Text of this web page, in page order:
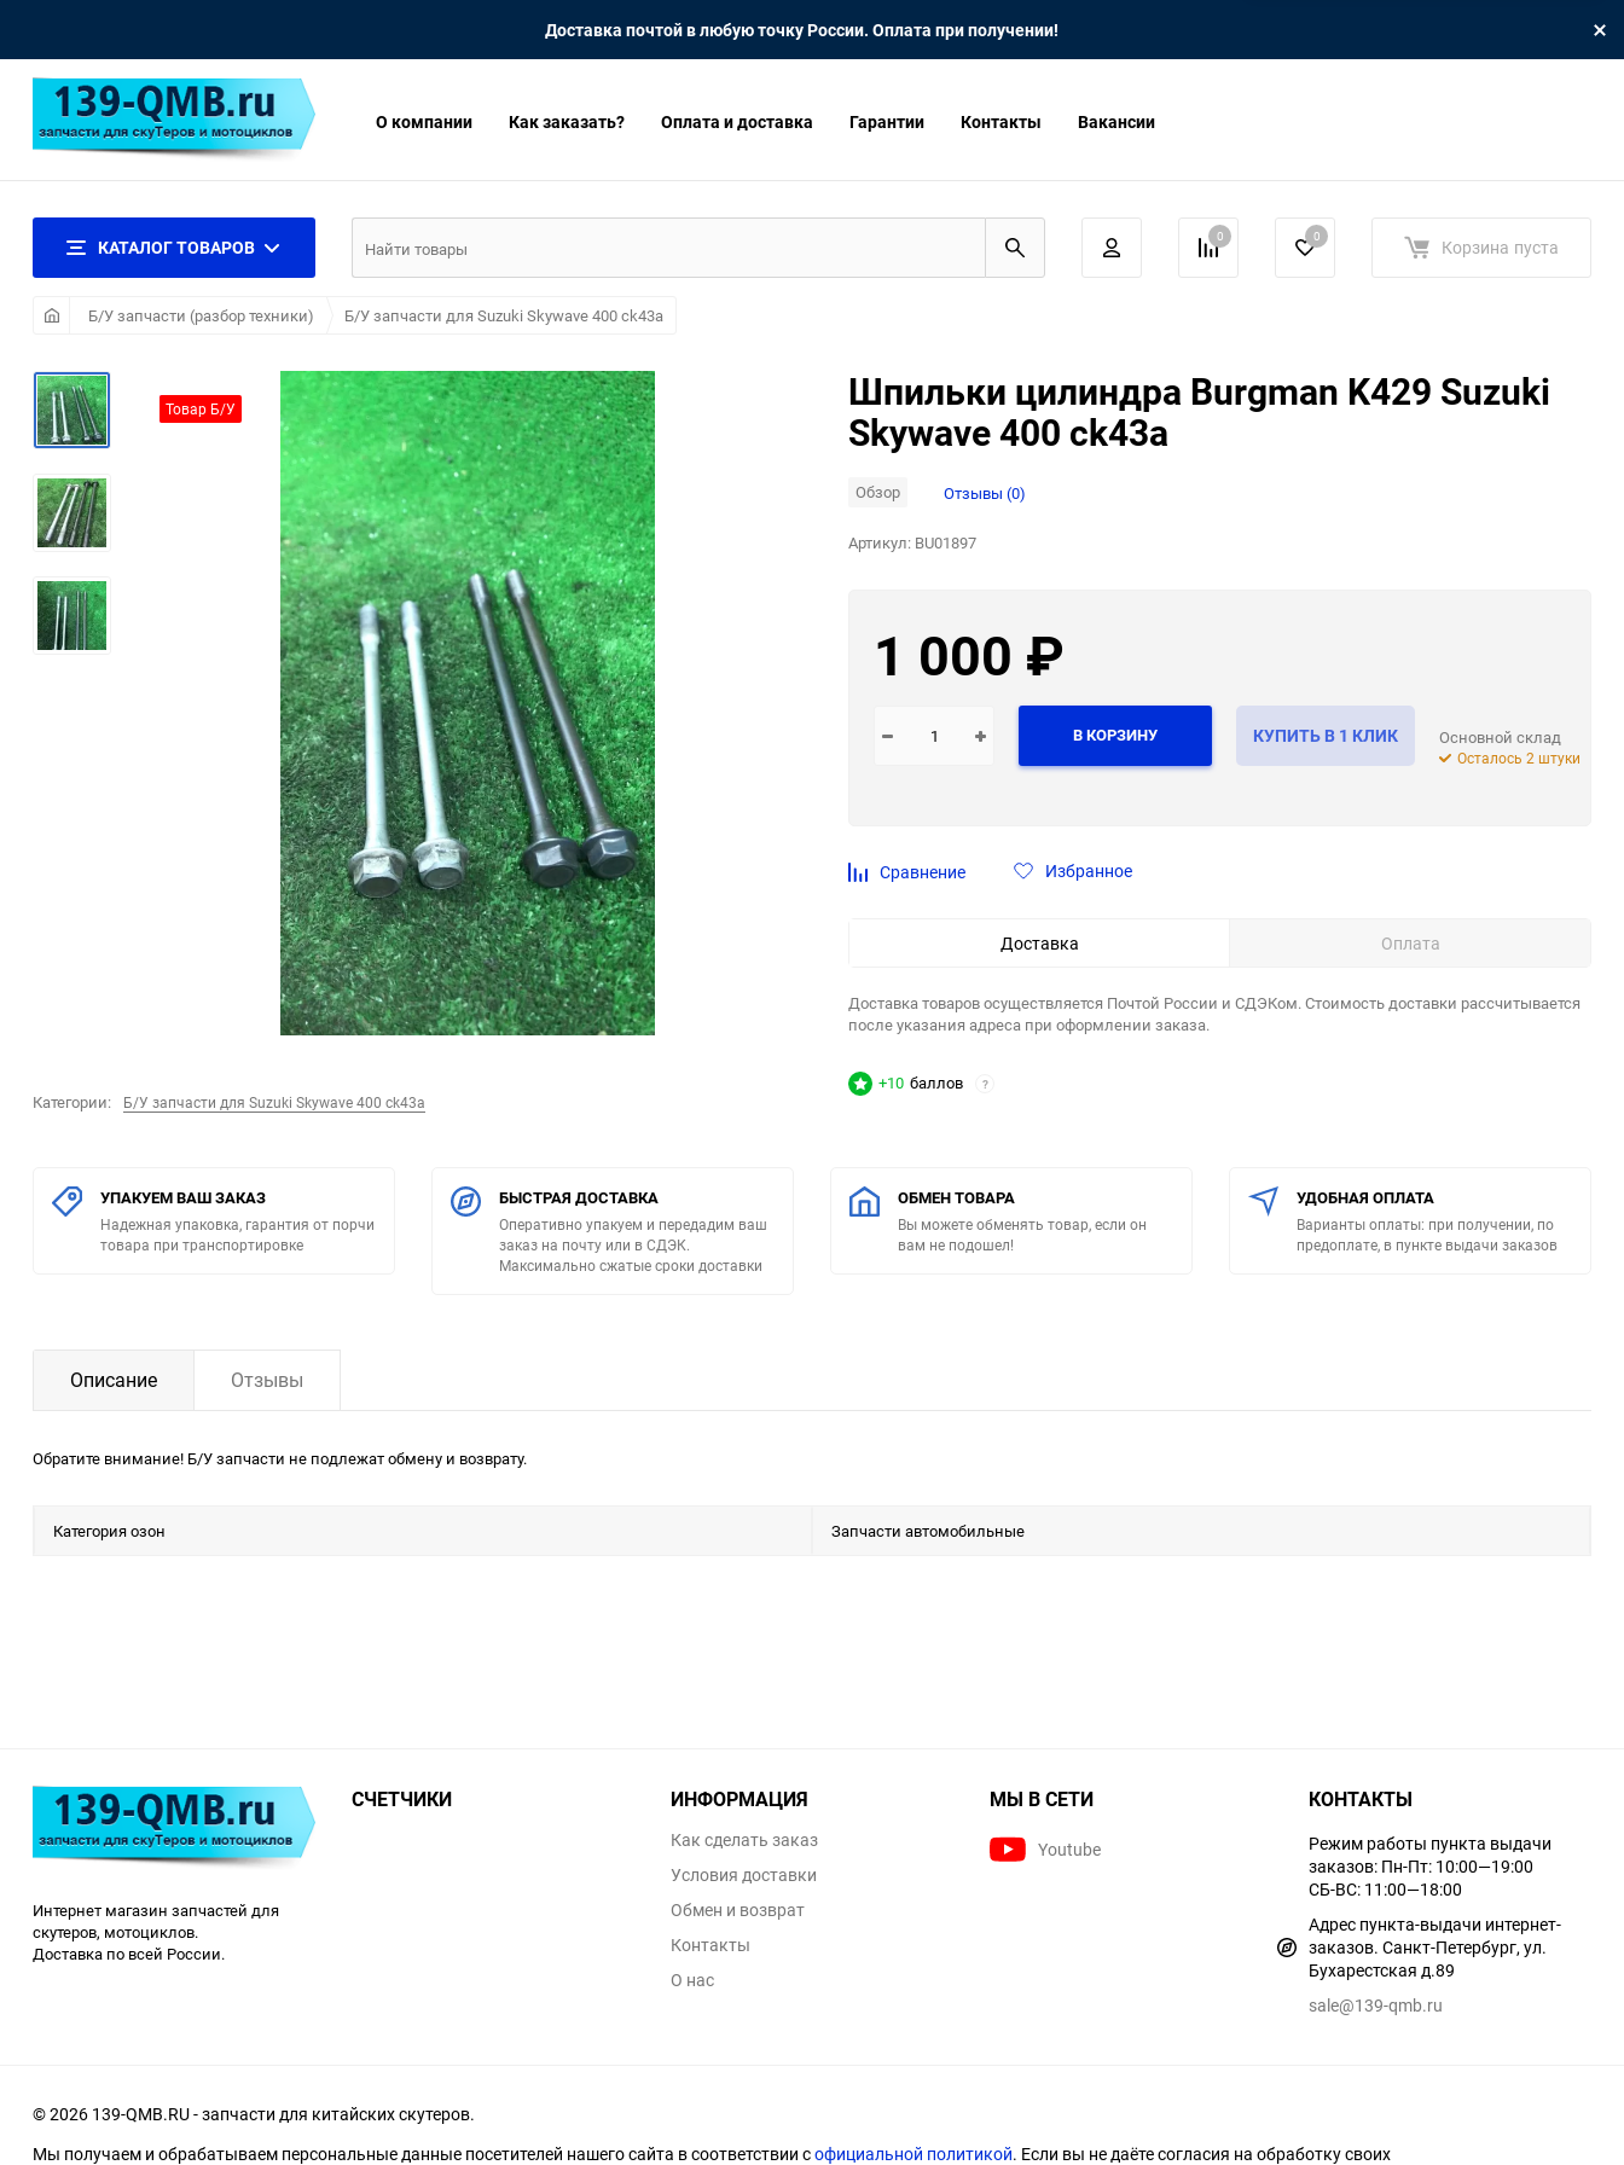
Доставка почтой в любую точку России. Оплата при получении!
О компании Как заказать? Оплата и доставка Гарантии Контакты Вакансии
КАТАЛОГ ТОВАРОВ 0 0 Корзина пуста
Б/У запчасти (разбор техники) Б/У запчасти для Suzuki Skywave 400 ck43a
Товар Б/У
Категории: Б/У запчасти для Suzuki Skywave 400 ck43a
Шпильки цилиндра Burgman K429 Suzuki
Skywave 400 ck43a
Обзор Отзывы (0)
Артикул: BU01897
1 000 ₽
В КОРЗИНУ КУПИТЬ В 1 КЛИК Основной склад
Осталось 2 штуки
Сравнение Избранное
Доставка Оплата
Доставка товаров осуществляется Почтой России и СДЭКом. Стоимость доставки рассчитывается
после указания адреса при оформлении заказа.
+10 баллов ?
УПАКУЕМ ВАШ ЗАКАЗ
Надежная упаковка, гарантия от порчи
товара при транспортировке
БЫСТРАЯ ДОСТАВКА
Оперативно упакуем и передадим ваш
заказ на почту или в СДЭК.
Максимально сжатые сроки доставки
ОБМЕН ТОВАРА
Вы можете обменять товар, если он
вам не подошел!
УДОБНАЯ ОПЛАТА
Варианты оплаты: при получении, по
предоплате, в пункте выдачи заказов
Описание Отзывы
Обратите внимание! Б/У запчасти не подлежат обмену и возврату.
Категория озон Запчасти автомобильные
Интернет магазин запчастей для
скутеров, мотоциклов.
Доставка по всей России.
СЧЕТЧИКИ ИНФОРМАЦИЯ
Как сделать заказ
Условия доставки
Обмен и возврат
Контакты
О нас
МЫ В СЕТИ
Youtube
КОНТАКТЫ
Режим работы пункта выдачи
заказов: Пн-Пт: 10:00—19:00
СБ-ВС: 11:00—18:00
Адрес пункта-выдачи интернет-
заказов. Санкт-Петербург, ул.
Бухарестская д.89
sale@139-qmb.ru
© 2026 139-QMB.RU - запчасти для китайских скутеров.
Мы получаем и обрабатываем персональные данные посетителей нашего сайта в соответствии софициальной политикой. Если вы не даёте согласия на обработку своих